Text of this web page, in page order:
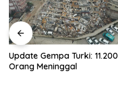
Update Gempa Turki: 11.200
Orang Meninggal